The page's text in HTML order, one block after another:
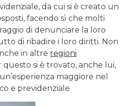
da cui si è creato un
facendo sì che molti
di denunciare la loro
di ribadire i loro diritti. Non
in altre regioni
questo si è trovato, anche lui,
maggiore nel
e previdenziale